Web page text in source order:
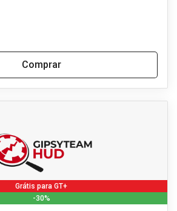
Comprar
Grátis para GT+
-30%